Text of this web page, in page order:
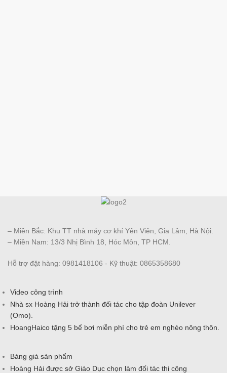
– Miền Bắc: Khu TT nhà máy cơ khí Yên Viên, Gia Lâm, Hà Nội.
– Miền Nam: 13/3 Nhị Bình 18, Hóc Môn, TP HCM.
Hỗ trợ đặt hàng: 0981418106 - Kỹ thuật: 0865358680
Video công trình
Nhà sx Hoàng Hải trở thành đối tác cho tập đoàn Unilever
(Omo).
HoangHaico tặng 5 bể bơi miễn phí cho trẻ em nghèo nông thôn.
Bảng giá sản phẩm
Hoàng Hải được sở Giáo Dục chọn làm đối tác thi công